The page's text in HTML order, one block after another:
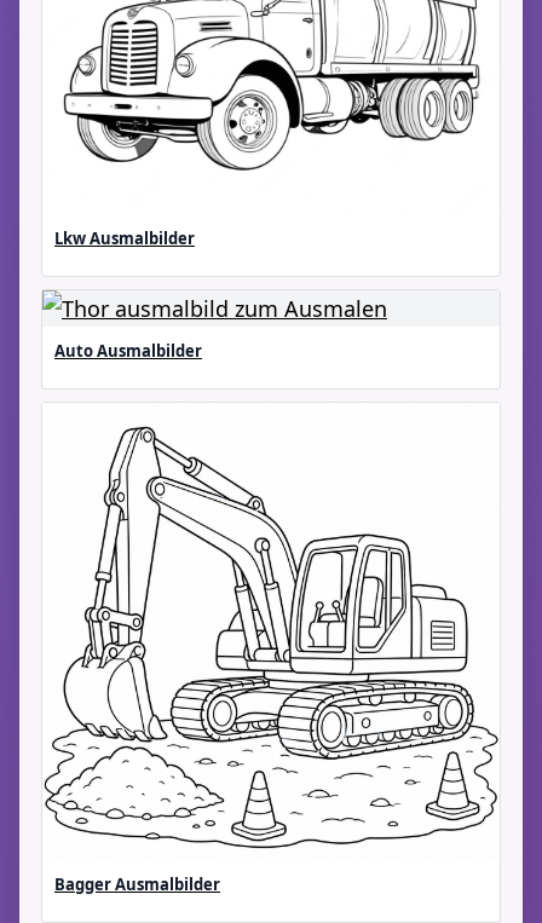
Lkw Ausmalbilder
Auto Ausmalbilder
Bagger Ausmalbilder